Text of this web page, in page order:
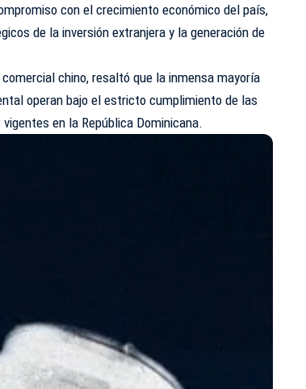
con elcrecimiento económico del país,
de la inversión extranjera y la generación de
chino, resaltó que la inmensa mayoría
operan bajo el estricto cumplimiento de las
en la República Dominicana.